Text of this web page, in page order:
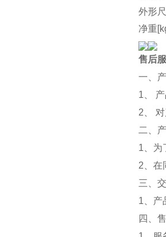
外形
净重
售后
一、
1、
2、
二、
1、为
2、在
三、
1、产
四、